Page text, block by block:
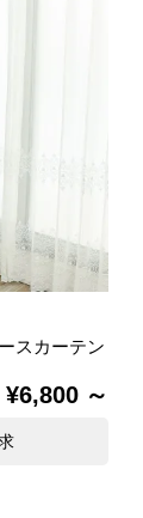
スカーテン
¥6,800